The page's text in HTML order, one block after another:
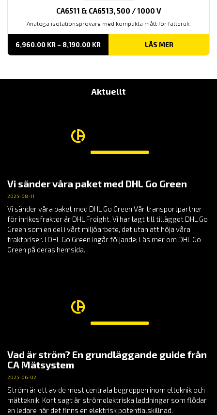
CA6511 & CA6513, 500 / 1000 V
Analoga isolationsprovare med kompakta mått för fältbruk.
6,960.00 KR – 8,190.00 KRPRISINTERVALL:
TILL
LÄS MER
Aktuellt
Vi sänder våra paket med DHL Go Green
2025-08-11
Vi sänder våra paket med DHL Go Green Vår transportpartner
för inrikesfrakter är DHL Freight. Vi har lagt till tillägget DHL Go
Green som en del i vårt miljöarbete, det utan att höja våra
fraktpriser. I DHL Go Green ingår följande; Läs mer om DHL Go
Green på deras hemsida.
Vad är ström? En grundläggande guide från
CA Mätsystem
2025-06-02
Ström är ett av de mest centrala begreppen inom elteknik och
mätteknik. Kort sagt är strömelektriska laddningar som flödar i
en ledare när det finns en elektrisk potentialskillnad.